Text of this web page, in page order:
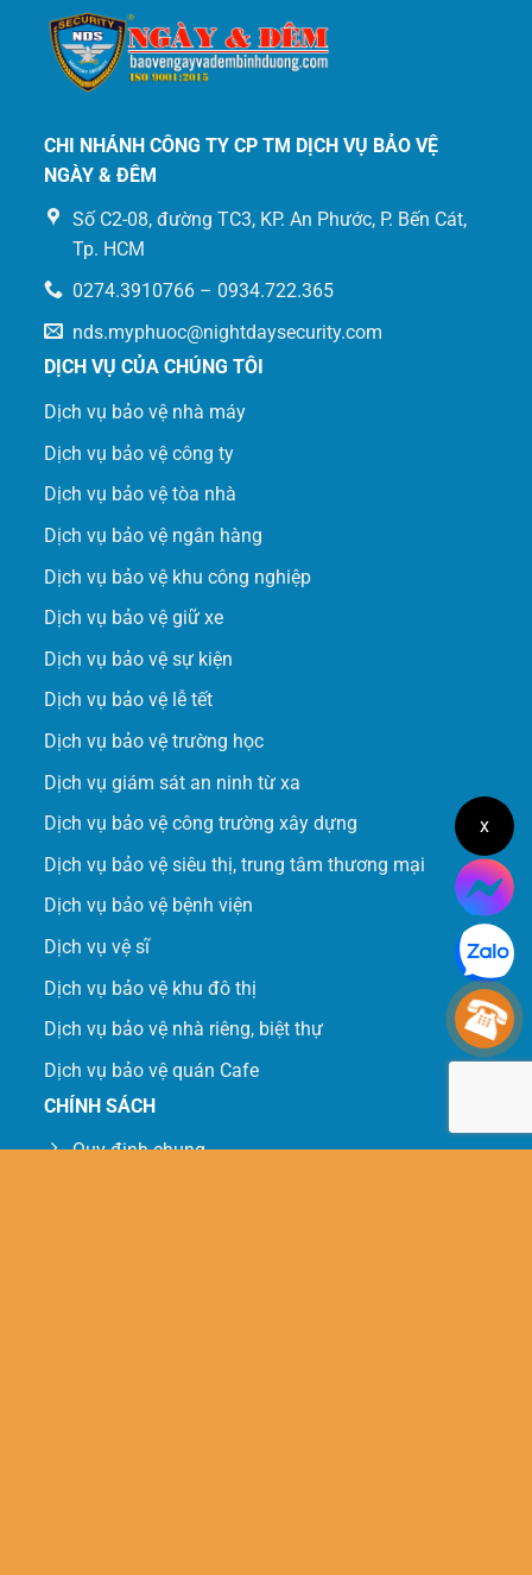
CHI NHÁNH CÔNG TY CP TM DỊCH VỤ BẢO VỆ
NGÀY & ĐÊM
Số C2-08, đường TC3, KP. An Phước, P. Bến Cát,
Tp. HCM
0274.3910766 – 0934.722.365
nds.myphuoc@nightdaysecurity.com
DỊCH VỤ CỦA CHÚNG TÔI
Dịch vụ bảo vệ nhà máy
Dịch vụ bảo vệ công ty
Dịch vụ bảo vệ tòa nhà
Dịch vụ bảo vệ ngân hàng
Dịch vụ bảo vệ khu công nghiệp
Dịch vụ bảo vệ giữ xe
Dịch vụ bảo vệ sự kiện
Dịch vụ bảo vệ lễ tết
Dịch vụ bảo vệ trường học
Dịch vụ giám sát an ninh từ xa
Dịch vụ bảo vệ công trường xây dựng
Dịch vụ bảo vệ siêu thị, trung tâm thương mại
Dịch vụ bảo vệ bệnh viện
Dịch vụ vệ sĩ
Dịch vụ bảo vệ khu đô thị
Dịch vụ bảo vệ nhà riêng, biệt thự
Dịch vụ bảo vệ quán Cafe
CHÍNH SÁCH
Quy định chung
x